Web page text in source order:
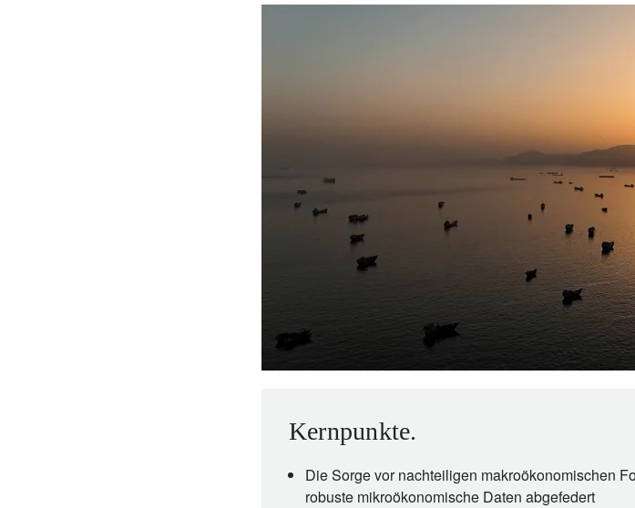
Kernpunkte.
Die Sorge vor nachteiligen makroökonomischen
robuste mikroökonomische Daten abgefedert